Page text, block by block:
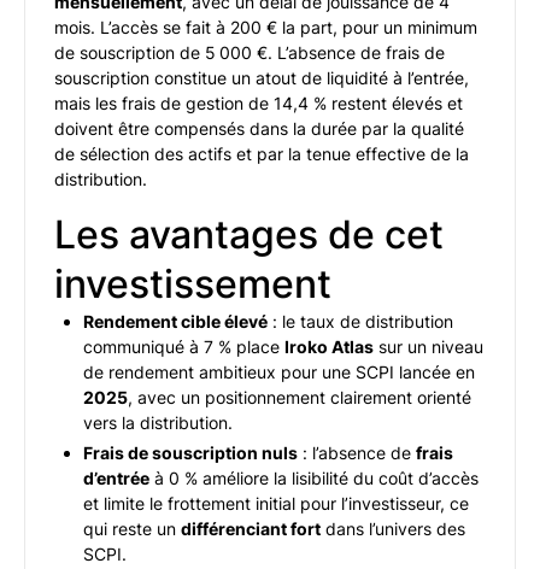
mois. L’accès se fait à 200 € la part, pour un minimum
de souscription de 5 000 €. L’absence de frais de
souscription constitue un atout de liquidité à l’entrée,
mais les frais de gestion de 14,4 % restent élevés et
doivent être compensés dans la durée par la qualité
de sélection des actifs et par la tenue effective de la
distribution.
Les avantages de cet
investissement
Rendement cible élevé : le taux de distribution
communiqué à 7 % place Iroko Atlas sur un niveau
de rendement ambitieux pour une SCPI lancée en
2025, avec un positionnement clairement orienté
vers la distribution.
Frais de souscription nuls : l’absence de frais
d’entrée à 0 % améliore la lisibilité du coût d’accès
et limite le frottement initial pour l’investisseur, ce
qui reste un différenciant fort dans l’univers des
SCPI.